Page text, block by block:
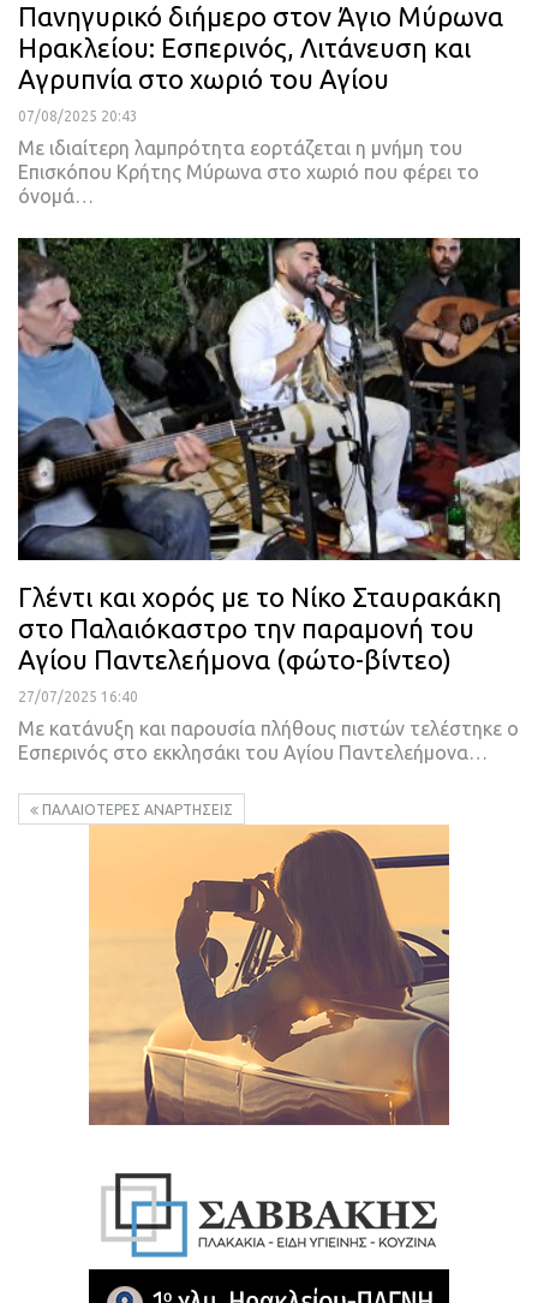
Πανηγυρικό διήμερο στον Άγιο Μύρωνα
Ηρακλείου: Εσπερινός, Λιτάνευση και
Αγρυπνία στο χωριό του Αγίου
07/08/2025 20:43
Με ιδιαίτερη λαμπρότητα εορτάζεται η μνήμη του
Επισκόπου Κρήτης Μύρωνα στο χωριό που φέρει το
όνομά…
Γλέντι και χορός με το Νίκο Σταυρακάκη
στο Παλαιόκαστρο την παραμονή του
Αγίου Παντελεήμονα (φώτο-βίντεο)
27/07/2025 16:40
Με κατάνυξη και παρουσία πλήθους πιστών τελέστηκε ο
Εσπερινός στο εκκλησάκι του Αγίου Παντελεήμονα…
ΠΑΛΑΙΌΤΕΡΕΣ ΑΝΑΡΤΉΣΕΙΣ